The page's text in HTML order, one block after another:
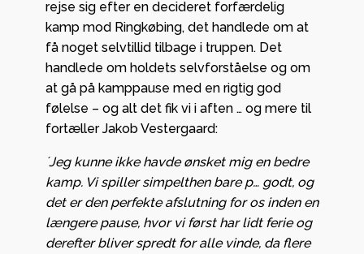
rejse sig efter en decideret forfærdelig
kamp mod Ringkøbing, det handlede om at
få noget selvtillid tilbage i truppen. Det
handlede om holdets selvforståelse og om
at gå på kamppause med en rigtig god
følelse – og alt det fik vi i aften … og mere til
fortæller Jakob Vestergaard:
´Jeg kunne ikke havde ønsket mig en bedre
kamp. Vi spiller simpelthen bare p… godt, og
det er den perfekte afslutning for os inden en
længere pause, hvor vi først har lidt ferie og
derefter bliver spredt for alle vinde, da flere